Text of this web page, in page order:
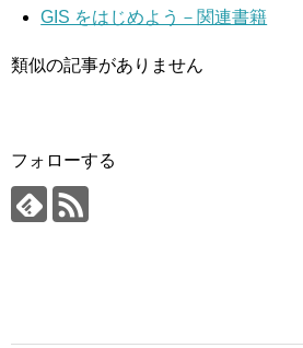
GIS をはじめよう－関連書籍
類似の記事がありません
フォローする